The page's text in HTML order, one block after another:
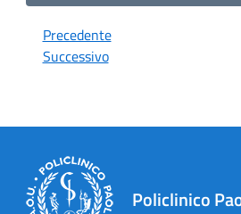
Precedente
Successivo
Policlinico